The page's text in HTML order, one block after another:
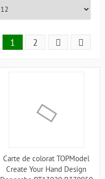
1 2
Carte de colorat TOPModel
Create Your Hand Design